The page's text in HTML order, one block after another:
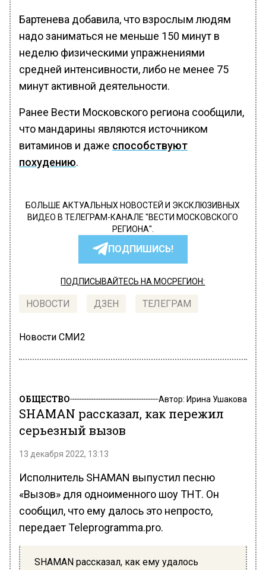
Бартенева добавила, что взрослым людям
надо заниматься не меньше 150 минут в
неделю физическими упражнениями
средней интенсивности, либо не менее 75
минут активной деятельности.
Ранее Вести Московского региона сообщили,
что мандарины являются источником
витаминов и даже способствуют
похудению.
БОЛЬШЕ АКТУАЛЬНЫХ НОВОСТЕЙ И ЭКСКЛЮЗИВНЫХ
ВИДЕО В ТЕЛЕГРАМ-КАНАЛЕ "ВЕСТИ МОСКОВСКОГО
РЕГИОНА".
ПОДПИШИСЬ!
ПОДПИСЫВАЙТЕСЬ НА МОСРЕГИОН:
НОВОСТИ ДЗЕН ТЕЛЕГРАМ
Новости СМИ2
ОБЩЕСТВО Автор: Ирина Ушакова
SHAMAN рассказал, как пережил
серьезный вызов
13 декабря 2022, 13:13
Исполнитель SHAMAN выпустил песню
«Вызов» для одноименного шоу ТНТ. Он
сообщил, что ему далось это непросто,
передает Teleprogramma.pro.
SHAMAN рассказал, как ему удалось